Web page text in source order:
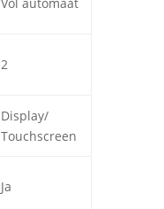
2
Display/
Touchscreen
Ja